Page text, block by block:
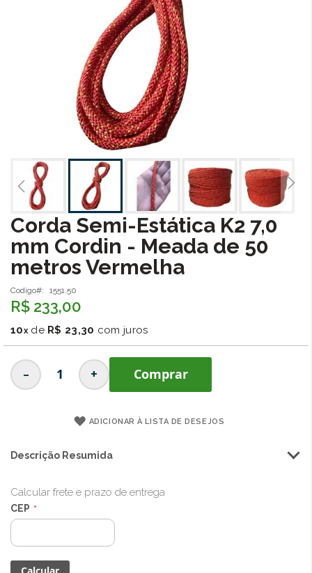
Saltar
para
o
início
da
Galeria
de
Corda Semi-Estática K2 7,0
mm Cordin - Meada de 50
metros Vermelha
Codigo 1551.50
R$ 233,00
10 de R$ 23,30 com juros
- + Comprar
ADICIONAR À LISTA DE DESEJOS
Descrição Resumida
Calcular frete e prazo de entrega
CEP